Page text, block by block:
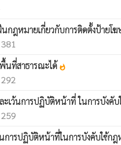
กฎหมายเกี่ยวกับการติดตั้งป้าย
381
นที่สาธารณะได้ whatshot
292
ะเว้นการปฏิบัติหน้าที่ ในการบัง
259
นการปฏิบัติหน้าที่ในการบังคับใช้